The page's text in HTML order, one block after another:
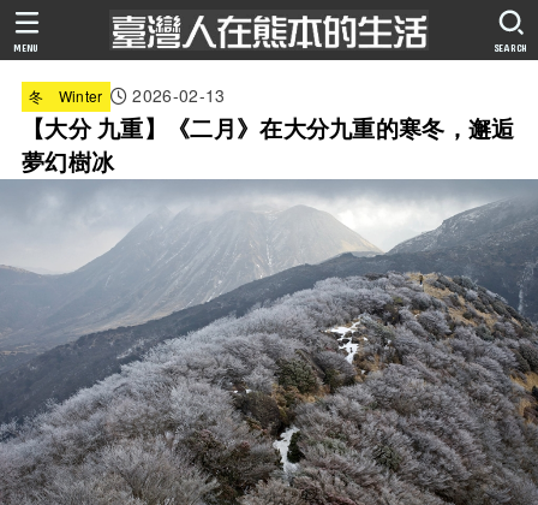
SEARCH
MENU
冬 Winter 2026-02-13
【大分 九重】《二月》在大分九重的寒冬，邂逅
夢幻樹冰